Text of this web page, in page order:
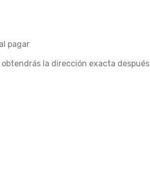
pagar
la dirección exacta después